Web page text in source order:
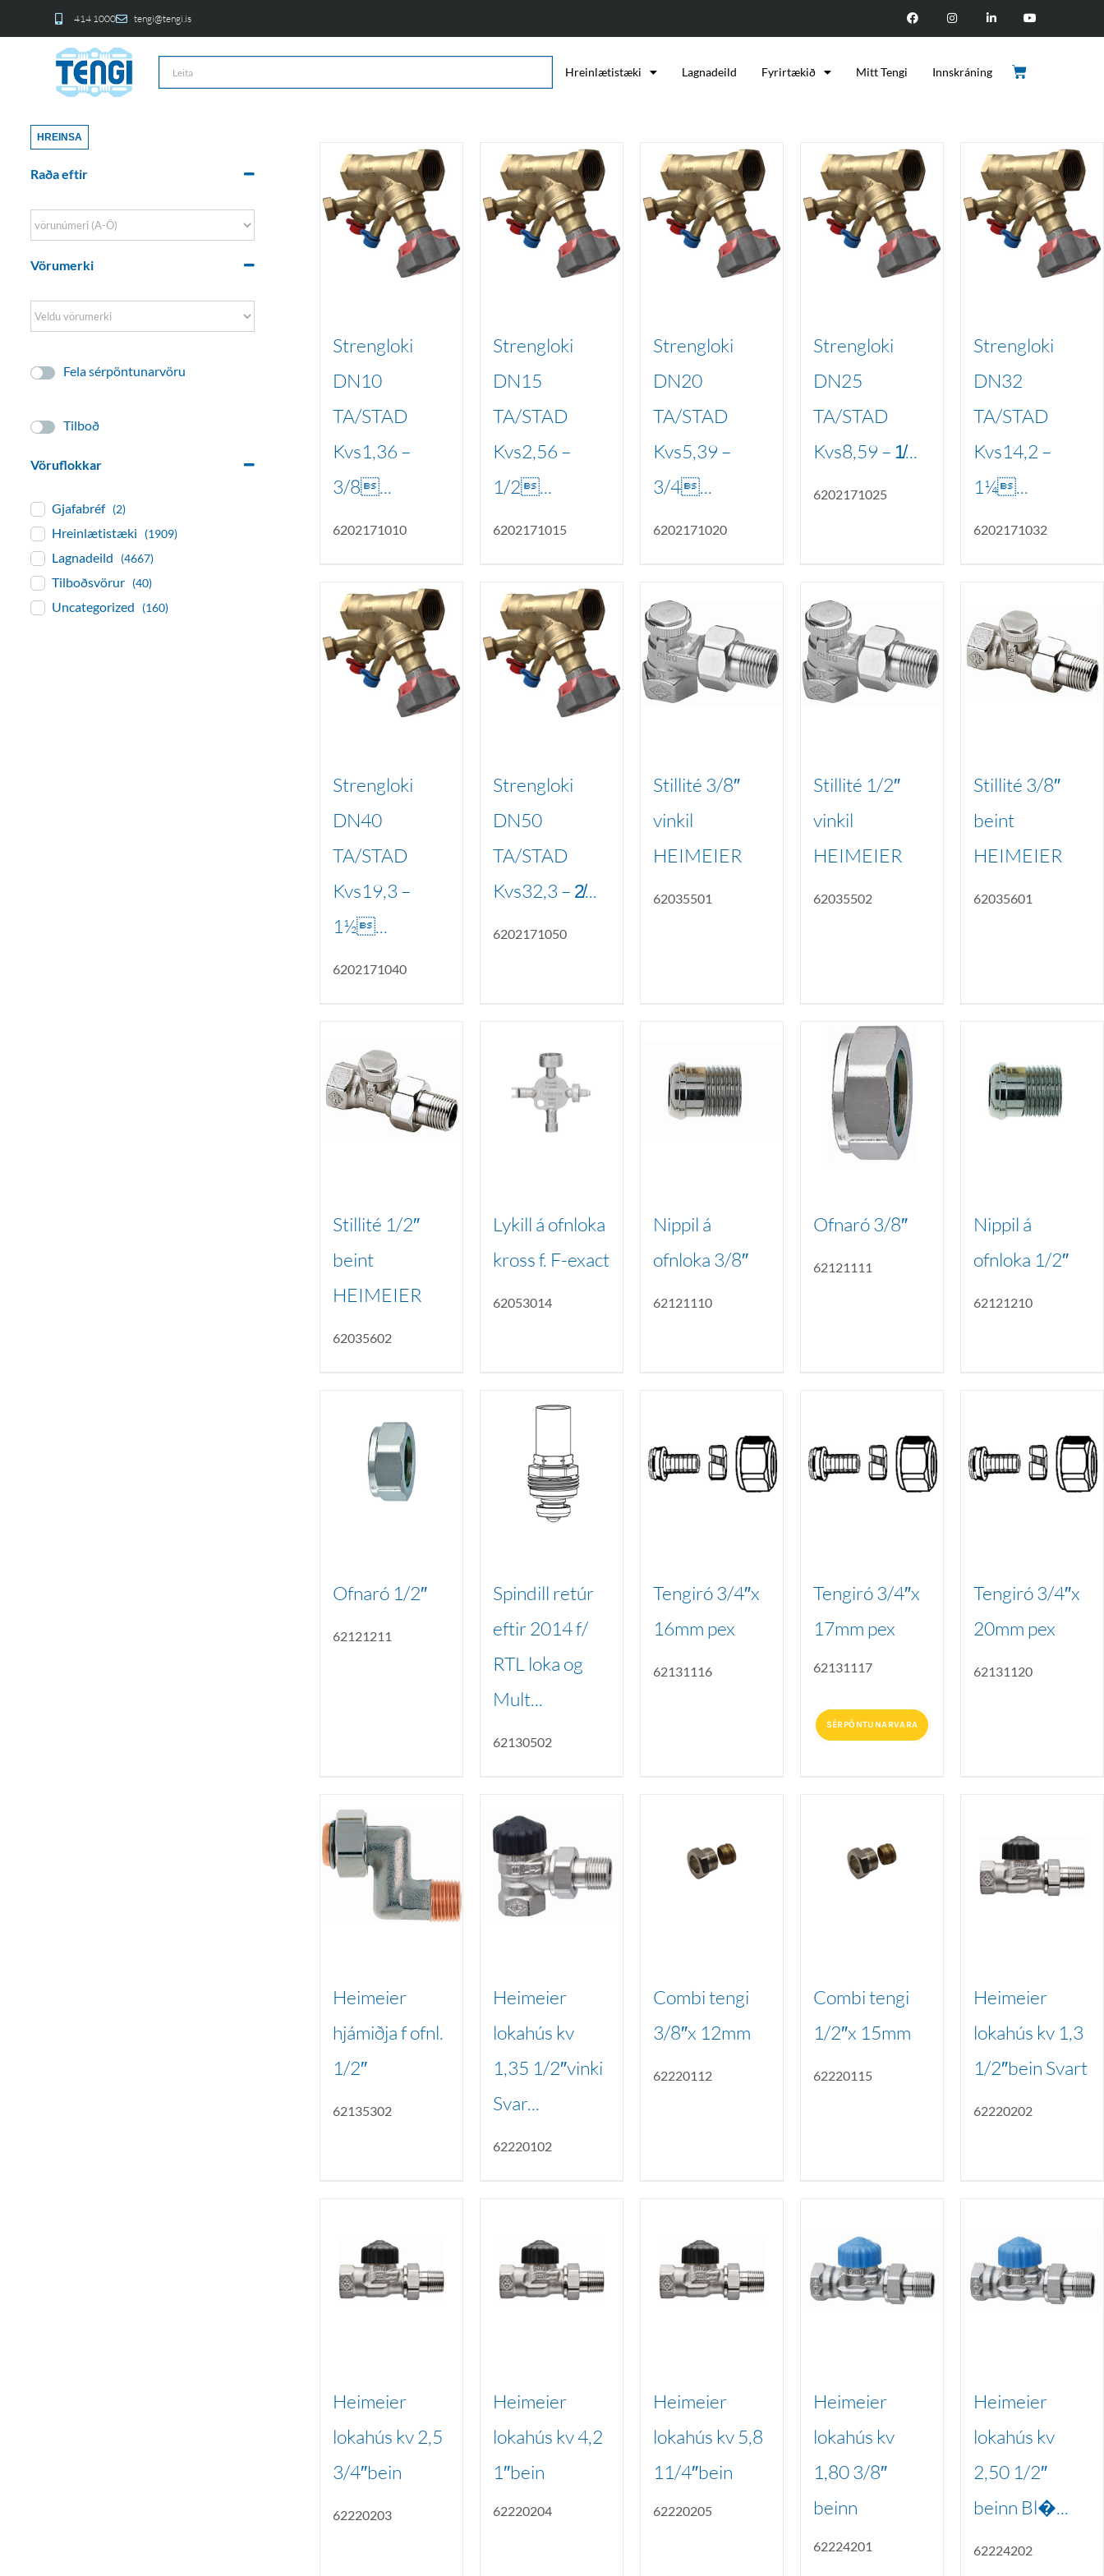
414 1000 tengi@tengi.is
Hreinlætistæki Lagnadeild Fyrirtækið Mitt Tengi Innskráning
Strengloki
DN10
TA/STAD
Kvs1,36 –
3/8...
6202171010
Strengloki
DN15
TA/STAD
Kvs2,56 –
1/2...
6202171015
Strengloki
DN20
TA/STAD
Kvs5,39 –
3/4...
6202171020
Strengloki
DN25
TA/STAD
Kvs8,59 – 1̸...
6202171025
Strengloki
DN32
TA/STAD
Kvs14,2 –
1¼...
6202171032
Strengloki
DN40
TA/STAD
Kvs19,3 –
1½...
6202171040
Strengloki
DN50
TA/STAD
Kvs32,3 – 2̸...
6202171050
Stillité 3/8″
vinkil
HEIMEIER
62035501
Stillité 1/2″
vinkil
HEIMEIER
62035502
Stillité 3/8″
beint
HEIMEIER
62035601
Stillité 1/2″
beint
HEIMEIER
62035602
Lykill á ofnloka
kross f. F-exact
62053014
Nippil á
ofnloka 3/8″
62121110
Ofnaró 3/8″
62121111
Nippil á
ofnloka 1/2″
62121210
Ofnaró 1/2″
62121211
Spindill retúr
eftir 2014 f/
RTL loka og
Mult...
62130502
Tengiró 3/4″x
16mm pex
62131116
Tengiró 3/4″x
17mm pex
62131117
SÉRPÖNTUNARVARA
Tengiró 3/4″x
20mm pex
62131120
Heimeier
hjámiðja f ofnl.
1/2″
62135302
Heimeier
lokahús kv
1,35 1/2″vinki
Svar...
62220102
Combi tengi
3/8″x 12mm
62220112
Combi tengi
1/2″x 15mm
62220115
Heimeier
lokahús kv 1,3
1/2″bein Svart
62220202
Heimeier
lokahús kv 2,5
3/4″bein
62220203
Heimeier
lokahús kv 4,2
1″bein
62220204
Heimeier
lokahús kv 5,8
11/4″bein
62220205
Heimeier
lokahús kv
1,80 3/8″
beinn
62224201
Heimeier
lokahús kv
2,50 1/2″
beinn Bl�...
62224202
HREINSA
Raða eftir
Sort Products
Vörumerki
Fela sérpöntunarvöru
Tilboð
Vöruflokkar
Gjafabréf (2)
Hreinlætistæki (1909)
Lagnadeild (4667)
Tilboðsvörur (40)
Uncategorized (160)